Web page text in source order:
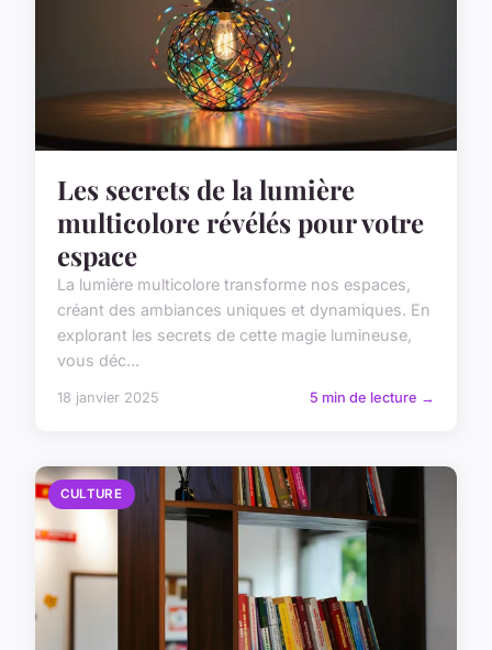
Les secrets de la lumière
multicolore révélés pour votre
espace
La lumière multicolore transforme nos espaces,
créant des ambiances uniques et dynamiques. En
explorant les secrets de cette magie lumineuse,
vous déc...
18 janvier 2025 5 min de lecture →
CULTURE